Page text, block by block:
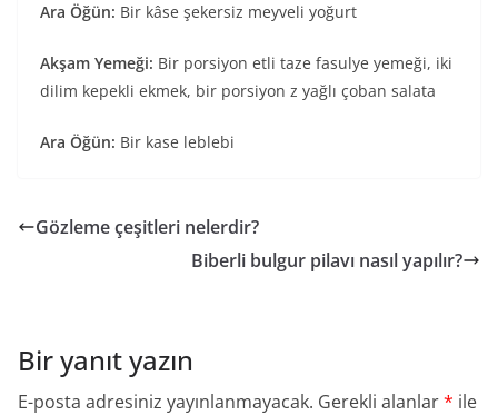
Ara Öğün: Bir kâse şekersiz meyveli yoğurt
Akşam Yemeği: Bir porsiyon etli taze fasulye yemeği, iki
dilim kepekli ekmek, bir porsiyon z yağlı çoban salata
Ara Öğün: Bir kase leblebi
Gözleme çeşitleri nelerdir?
Biberli bulgur pilavı nasıl yapılır?
Bir yanıt yazın
E-posta adresiniz yayınlanmayacak. Gerekli alanlar* ile